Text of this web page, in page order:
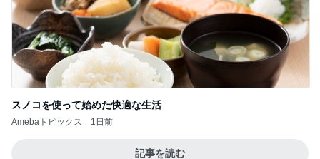
記事を読む
みんなのステージに感動し泣いたパパ
Amebaトピックス 1日前
Amebaトピックス 24時間前